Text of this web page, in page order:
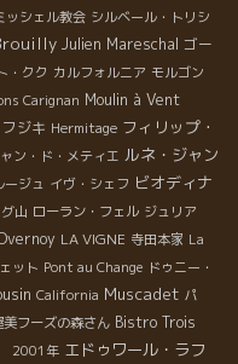
ッシェル教会 シルベール・トリシ
Julien Mareschal ゴー
・クク カルフォルニア モルゴン
Carignan Moulin à Vent
ジキ Hermitage フィリップ・
ン・ド・メティエ ルネ・ジャン
ージュ イヴ・シェフ ビオディナ
山 ローラン・フェル ジュリア
LA VIGNE 寺田本家 La
ット Pont au Change ドゥニー・
California Muscadet パ
美フーズの森さん Bistro Trois
2001年 エドゥワール・ラフ